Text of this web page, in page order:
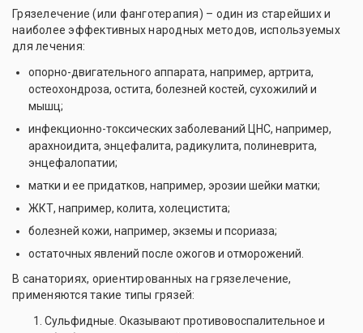
Грязелечение (или фанготерапия) – один из старейших и
наиболее эффективных народных методов, используемых
для лечения:
опорно-двигательного аппарата, например, артрита,
остеохондроза, остита, болезней костей, сухожилий и
мышц;
инфекционно-токсических заболеваний ЦНС, например,
арахноидита, энцефалита, радикулита, полиневрита,
энцефалопатии;
матки и ее придатков, например, эрозии шейки матки;
ЖКТ, например, колита, холецистита;
болезней кожи, например, экземы и псориаза;
остаточных явлений после ожогов и отморожений.
В санаториях, ориентированных на грязелечение,
применяются такие типы грязей:
Сульфидные. Оказывают противовоспалительное и